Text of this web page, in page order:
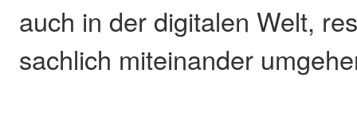
auch in der digitalen Welt,
sachlich miteinander